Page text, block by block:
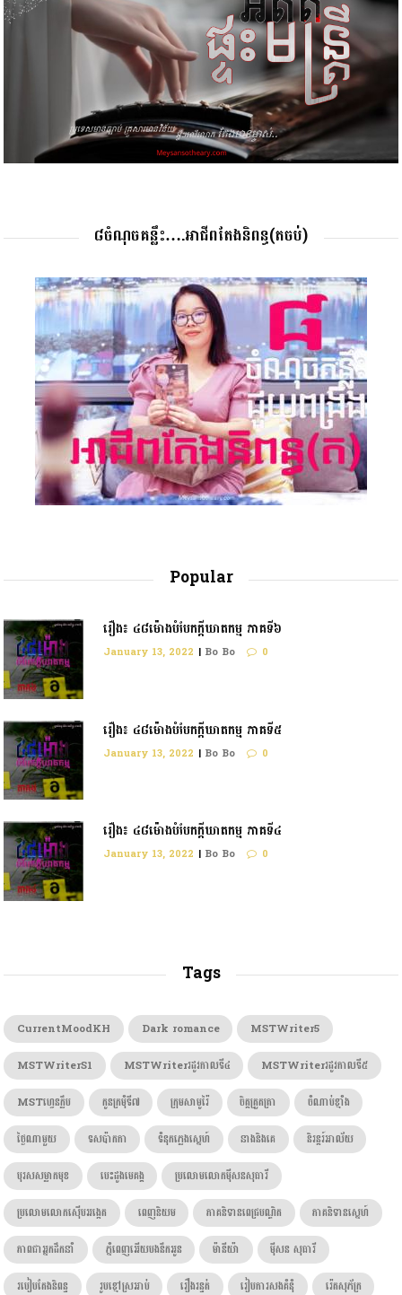
៨ចំណុចគន្លឹះ….អាជីពតែងនិពន្ធ(តចប់)
Popular
រឿង៖ ៤៨ម៉ោងបំបែកក្តីឃាតកម្ម ភាគទី៦
January 13, 2022 | Bo Bo 0
រឿង៖ ៤៨ម៉ោងបំបែកក្ដីឃាតកម្ម ភាគទី៥
January 13, 2022 | Bo Bo 0
រឿង៖ ៤៨ម៉ោងបំបែកក្តីឃាតកម្ម ភាគទី៤
January 13, 2022 | Bo Bo 0
Tags
CurrentMoodKH Dark romance
MSTWriter5
MSTWriterS1
MSTWriterរដូវកាលទី៤
MSTWriterរដូវកាលទី៥
MSTហ្វេនក្លឹប
កូនក្រមុំទី៧ ក្រុមសាមូរ៉ៃ ចិត្តត្រួតត្រា
ចំណាប់ខ្មាំង
ថ្ងៃណាមួយ
ទសប៉ាកកា ទំនុកភ្លេងស្នេហ៍ នាងនិងគេ
និរន្តរ៍អាល័យ
បុរសសម្លាកមុខ
បេះដូងមេគង្គ
ប្រលោមលោកម៉ីសនសុធារី
ប្រលោមលោកស៊ើបអង្កេត
ពេញនិយម ភាគនិទានពេជ្របណ្ឌិត
ភាគនិទានស្នេហ៍
ភាពជាអ្នកដឹកនាំ
ភ្នំពេញអើយបងនឹកអូន ម៉ានីយ៉ា
ម៉ីសន សុធារី
របៀបតែងនិពន្ធ
រូបខ្មៅស្រអាប់ រឿងរន្ធត់ រៀបការសងគំនុំ រ៉េតសុភ័ក្រ